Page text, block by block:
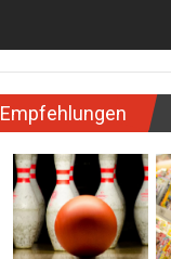
Empfehlungen